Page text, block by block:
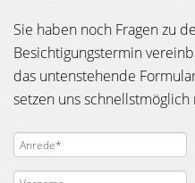
Sie haben noch Fragen zu
Besichtigungstermin
das untenstehende
setzen uns